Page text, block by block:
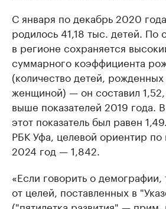
С января по декабрь 2020
родилось 41,18 тыс. детей. По
в регионе сохраняется
суммарного коэффициента
(количество детей,
женщиной) — он составил 1,52,
выше показателей 2019 года.
этот показатель был равен
РБК Уфа, целевой ориентир
2024 год — 1,842.
«Если говорить о
от целей, поставленных в